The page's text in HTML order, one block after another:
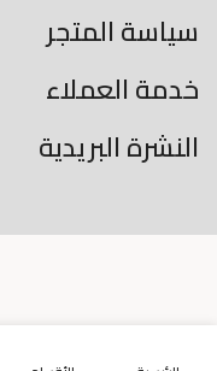
سياسة المتجر
خدمة العملاء
النشرة البريدية